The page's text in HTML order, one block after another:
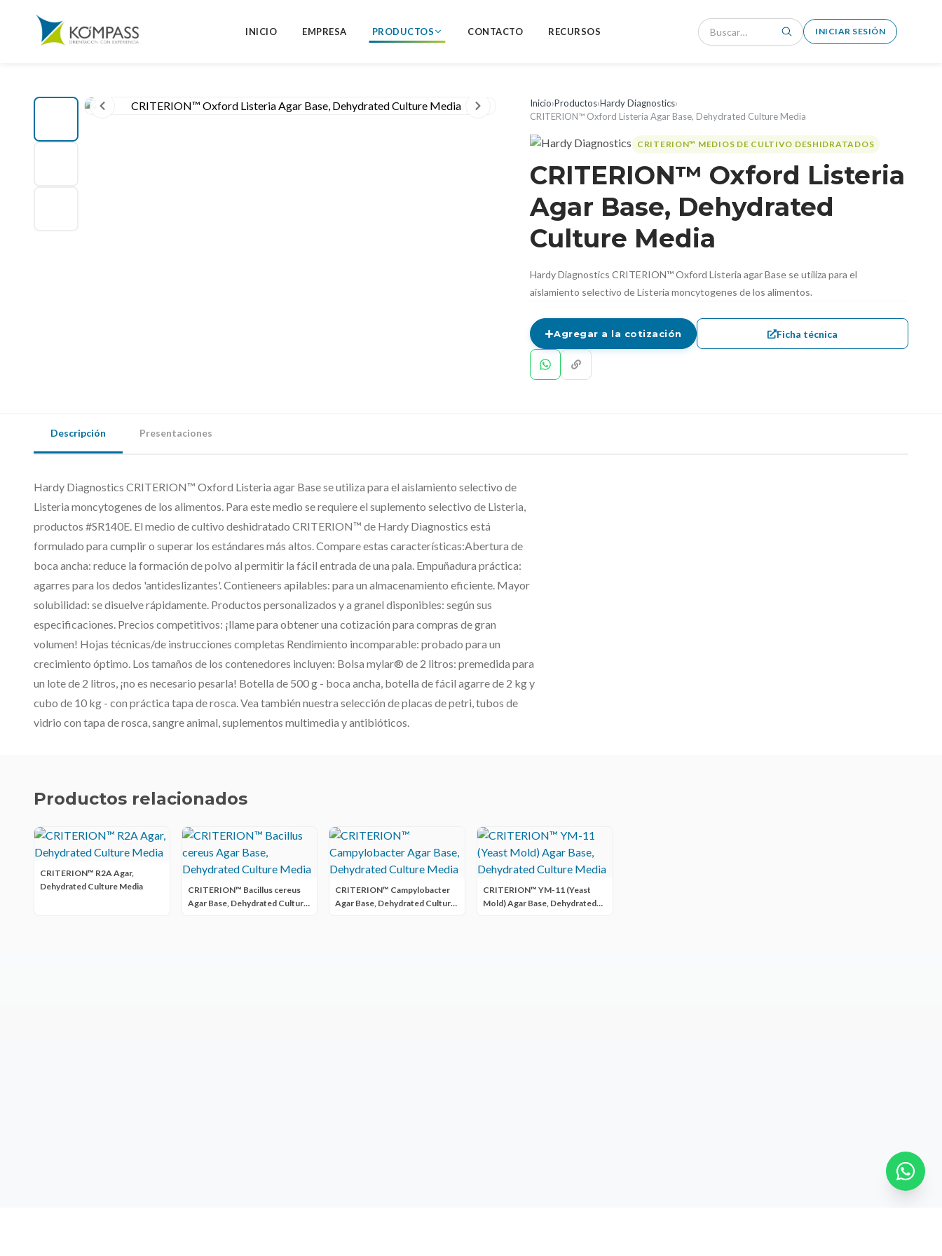
INICIO EMPRESA PRODUCTOS CONTACTO RECURSOS INICIAR SESIÓN
Inicio›Productos›Hardy Diagnostics›
CRITERION™ Oxford Listeria Agar Base, Dehydrated Culture Media
CRITERION™ MEDIOS DE CULTIVO DESHIDRATADOS
CRITERION™ Oxford Listeria
Agar Base, Dehydrated
Culture Media
Hardy Diagnostics CRITERION™ Oxford Listeria agar Base se utiliza para el
aislamiento selectivo de Listeria moncytogenes de los alimentos.
Agregar a la cotización Ficha técnica
Descripción Presentaciones
Hardy Diagnostics CRITERION™ Oxford Listeria agar Base se utiliza para el aislamiento selectivo de
Listeria moncytogenes de los alimentos. Para este medio se requiere el suplemento selectivo de Listeria,
productos #SR140E. El medio de cultivo deshidratado CRITERION™ de Hardy Diagnostics está
formulado para cumplir o superar los estándares más altos. Compare estas características:Abertura de
boca ancha: reduce la formación de polvo al permitir la fácil entrada de una pala. Empuñadura práctica:
agarres para los dedos 'antideslizantes'. Contieneers apilables: para un almacenamiento eficiente. Mayor
solubilidad: se disuelve rápidamente. Productos personalizados y a granel disponibles: según sus
especificaciones. Precios competitivos: ¡llame para obtener una cotización para compras de gran
volumen! Hojas técnicas/de instrucciones completas Rendimiento incomparable: probado para un
crecimiento óptimo. Los tamaños de los contenedores incluyen: Bolsa mylar® de 2 litros: premedida para
un lote de 2 litros, ¡no es necesario pesarla! Botella de 500 g - boca ancha, botella de fácil agarre de 2 kg y
cubo de 10 kg - con práctica tapa de rosca. Vea también nuestra selección de placas de petri, tubos de
vidrio con tapa de rosca, sangre animal, suplementos multimedia y antibióticos.
Productos relacionados
CRITERION™ R2A Agar,
Dehydrated Culture Media
CRITERION™ Bacillus cereus
Agar Base, Dehydrated Culture
CRITERION™ Campylobacter
Agar Base, Dehydrated Culture
CRITERION™ YM-11 (Yeast
Mold) Agar Base, Dehydrated